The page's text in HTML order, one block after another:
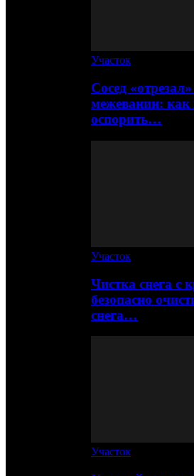
Участок
Сосед
межевании: как
оспорить…
Участок
Чистка снега с
безопасно
снега…
Участок